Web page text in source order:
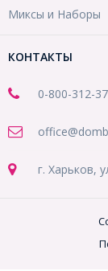
Миксы и Наборы
КОНТАКТЫ
0-800-312-
г. Харьков,